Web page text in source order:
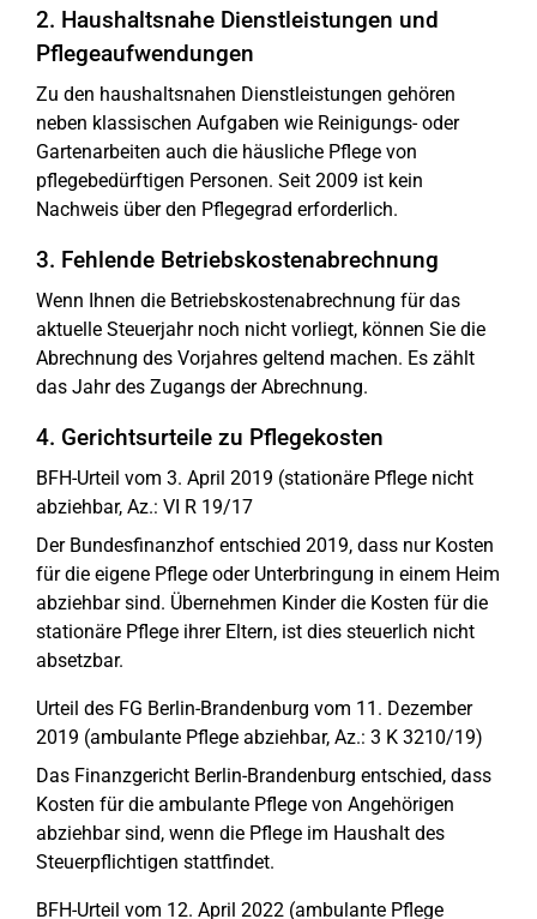
2. Haushaltsnahe Dienstleistungen und
Pflegeaufwendungen
Zu den haushaltsnahen Dienstleistungen gehören
neben klassischen Aufgaben wie Reinigungs- oder
Gartenarbeiten auch die häusliche Pflege von
pflegebedürftigen Personen. Seit 2009 ist kein
Nachweis über den Pflegegrad erforderlich.
3. Fehlende Betriebskostenabrechnung
Wenn Ihnen die Betriebskostenabrechnung für das
aktuelle Steuerjahr noch nicht vorliegt, können Sie die
Abrechnung des Vorjahres geltend machen. Es zählt
das Jahr des Zugangs der Abrechnung.
4. Gerichtsurteile zu Pflegekosten
BFH-Urteil vom 3. April 2019 (stationäre Pflege nicht
abziehbar, Az.: VI R 19/17
Der Bundesfinanzhof entschied 2019, dass nur Kosten
für die eigene Pflege oder Unterbringung in einem Heim
abziehbar sind. Übernehmen Kinder die Kosten für die
stationäre Pflege ihrer Eltern, ist dies steuerlich nicht
absetzbar.
Urteil des FG Berlin-Brandenburg vom 11. Dezember
2019 (ambulante Pflege abziehbar, Az.: 3 K 3210/19)
Das Finanzgericht Berlin-Brandenburg entschied, dass
Kosten für die ambulante Pflege von Angehörigen
abziehbar sind, wenn die Pflege im Haushalt des
Steuerpflichtigen stattfindet.
BFH-Urteil vom 12. April 2022 (ambulante Pflege